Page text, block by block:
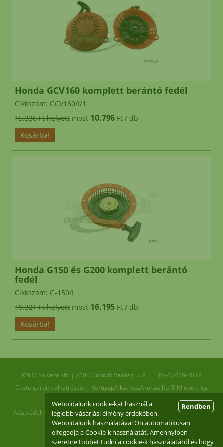
Honda GCV160 komplett berántó fedél
Cikkszám: GCV160/I/1
15.336 Ft helyett most 10.796 Ft / db
Honda G150 és G200 komplett berántó
fedél
Cikkszám: G-150/I
19.321 Ft helyett most 16.195 Ft / db
KöHü Solvent Kft. | 2100 GödöllőVadász u. 2. | +36-70/418-3032
Castelgarden alkatrészek - KertigepAlkatreszAruhaz.hu © Minden jog
fenntartva.
Adatvédelmi nyilatkozat•Általános szerződési feltételek •Elállás a
szerződéstől
Honlaptérkép•Honlapkészítés
Rendben
Weboldalunk cookie-kat használ a
legjobb vásárlási élmény érdekében.
Weboldalunk használatával Ön automatikusan
elfogadja a Cookie-k használatát. Amennyiben
szeretne többet tudni a cookie-k használatáról és hogy
késmeghajtó csapágyakra
eredeti fűnyírókésekre!
ALKO WOLF MTD kések,
kerekek 6 hónap garancia
hónapban 2.000.- engedményt adunk!
*Helyszini átvételre nincs
lehetőség!